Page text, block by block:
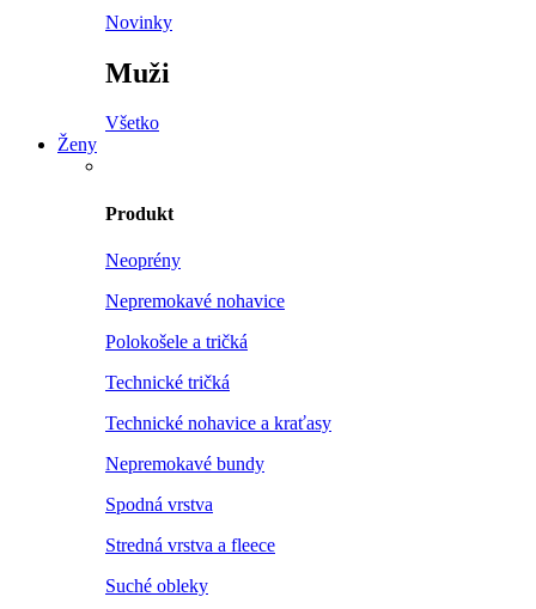
Novinky
Muži
Všetko
Ženy
Produkt
Neoprény
Nepremokavé nohavice
Polokošele a tričká
Technické tričká
Technické nohavice a kraťasy
Nepremokavé bundy
Spodná vrstva
Stredná vrstva a fleece
Suché obleky